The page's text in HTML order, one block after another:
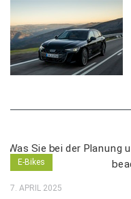
E-Bikes
7. APRIL 2025